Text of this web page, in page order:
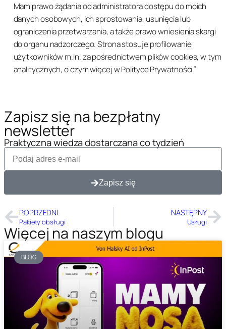
Mam prawo żądania od administratora dostępu do moich
danych osobowych, ich sprostowania, usunięcia lub
ograniczenia przetwarzania, a także prawo wniesienia skargi
do organu nadzorczego. Strona stosuje profilowanie
użytkowników m.in. za pośrednictwem plików cookies, w tym
analitycznych, o czym więcej w Polityce Prywatności.”
Zapisz się na bezpłatny
newsletter
Praktyczna wiedza dostarczana co tydzień
Zapisz się
POPRZEDNI
Pakiety obsługi
NASTĘPNY
Usługi
Więcej na naszym blogu
BLOG